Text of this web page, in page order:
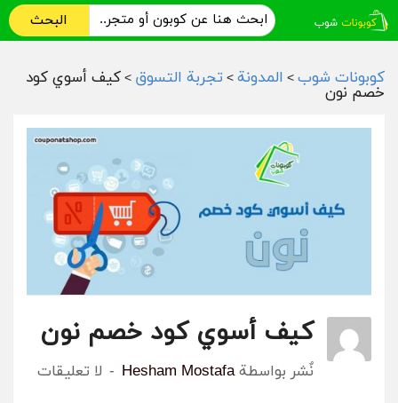
البحث
كوبونات شوب > المدونة > تجربة التسوق > كيف أسوي كود
خصم نون
كيف أسوي كود خصم نون
نٌشر بواسطةHesham Mostafa لا تعليقات